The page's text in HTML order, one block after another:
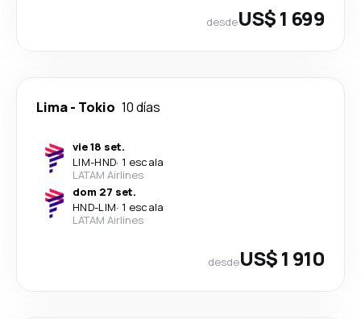
desdeUS$ 1 699
Lima- Tokio 10 días
vie 18 set.
LIM-HND· 1 escala
LATAM Airlines
dom 27 set.
HND-LIM· 1 escala
LATAM Airlines
desdeUS$ 1 910